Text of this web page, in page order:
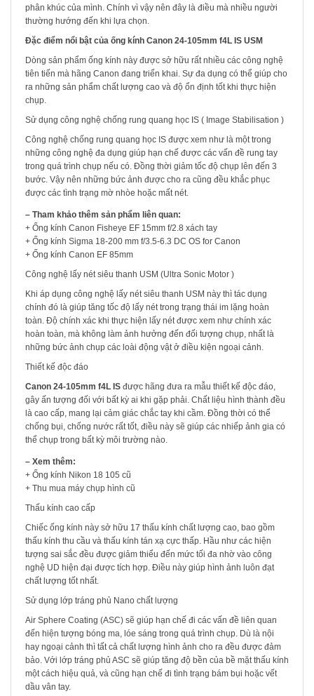
phân khúc của mình. Chính vì vậy nên đây là điều mà nhiều người
thường hướng đến khi lựa chọn.
Đặc điểm nổi bật của ống kính Canon 24-105mm f4L IS USM
Dòng sản phẩm ống kính này được sở hữu rất nhiều các công nghệ
tiên tiến mà hãng Canon đang triển khai. Sự đa dụng có thể giúp cho
ra những sản phẩm chất lượng cao và độ ổn định tốt khi thực hiện
chụp.
Sử dụng công nghệ chống rung quang học IS ( Image Stabilisation )
Công nghệ chống rung quang học IS được xem như là một trong
những công nghệ đa dụng giúp hạn chế được các vấn đề rung tay
trong quá trình chụp nếu có. Đồng thời giảm tốc độ chụp lên đến 3
bước. Vậy nên những bức ảnh được cho ra cũng đều khắc phục
được các tình trạng mờ nhòe hoặc mất nét.
– Tham khảo thêm sản phẩm liên quan:
+ Ống kính Canon Fisheye EF 15mm f/2.8 xách tay
+ Ống kính Sigma 18-200 mm f/3.5-6.3 DC OS for Canon
+ Ống kính Canon EF 85mm
Công nghệ lấy nét siêu thanh USM (Ultra Sonic Motor )
Khi áp dụng công nghệ lấy nét siêu thanh USM này thì tác dụng
chính đó là giúp tăng tốc độ lấy nét trong trạng thái im lặng hoàn
toàn. Độ chính xác khi thực hiện lấy nét được xem như chính xác
hoàn toàn, mà không làm ảnh hưởng đến đối tượng chụp, nhất là
những bức ảnh chụp các loài động vật ở điều kiện ngoại cảnh.
Thiết kế độc đáo
Canon 24-105mm f4L IS được hãng đưa ra mẫu thiết kế độc đáo,
gây ấn tượng đối với bất kỳ ai khi gặp phải. Chất liệu hình thành đều
là cao cấp, mang lại cảm giác chắc tay khi cầm. Đồng thời có thể
chống bụi, chống nước rất tốt, điều này sẽ giúp các nhiếp ảnh gia có
thể chụp trong bất kỳ môi trường nào.
– Xem thêm:
+ Ống kính Nikon 18 105 cũ
+ Thu mua máy chụp hình cũ
Thấu kính cao cấp
Chiếc ống kính này sở hữu 17 thấu kính chất lượng cao, bao gồm
thấu kính thu cầu và thấu kính tán xạ cực thấp. Hầu như các hiện
tượng sai sắc đều được giảm thiểu đến mức tối đa nhờ vào công
nghệ UD hiện đại được tích hợp. Điều này giúp hình ảnh luôn đạt
chất lượng tốt nhất.
Sử dụng lớp tráng phủ Nano chất lượng
Air Sphere Coating (ASC) sẽ giúp hạn chế đi các vấn đề liên quan
đến hiện tượng bóng ma, lóe sáng trong quá trình chụp. Dù là nội
hay ngoại cảnh thì tất cả chất lượng hình ảnh cho ra đều được đảm
bảo. Với lớp tráng phủ ASC sẽ giúp tăng độ bền của bề mặt thấu kính
một cách hiệu quả, và cũng hạn chế đi tình trạng bám bụi hoặc vết
dầu vân tay.